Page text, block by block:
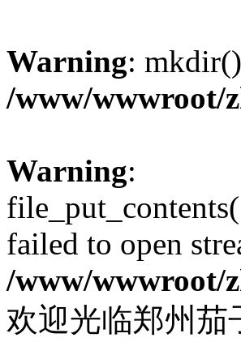
Warning:
/www/wwwroot/
Warning:
failed to open
/www/wwwroot/
欢迎光临郑州茄